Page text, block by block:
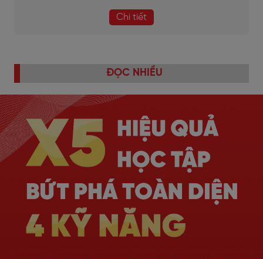
Chi tiết
ĐỌC NHIỀU